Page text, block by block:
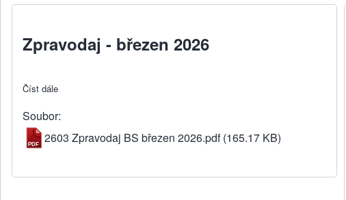
Zpravodaj - březen 2026
Číst dále
Soubor
2603 Zpravodaj BS březen 2026.pdf (165.17 KB)